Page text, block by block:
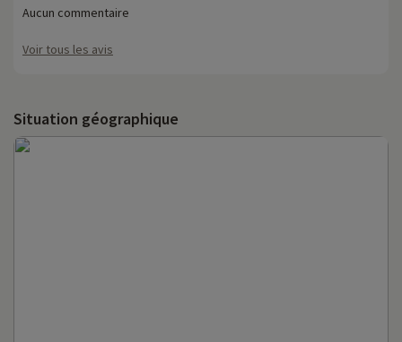
Aucun commentaire
Voir tous les avis
Situation géographique